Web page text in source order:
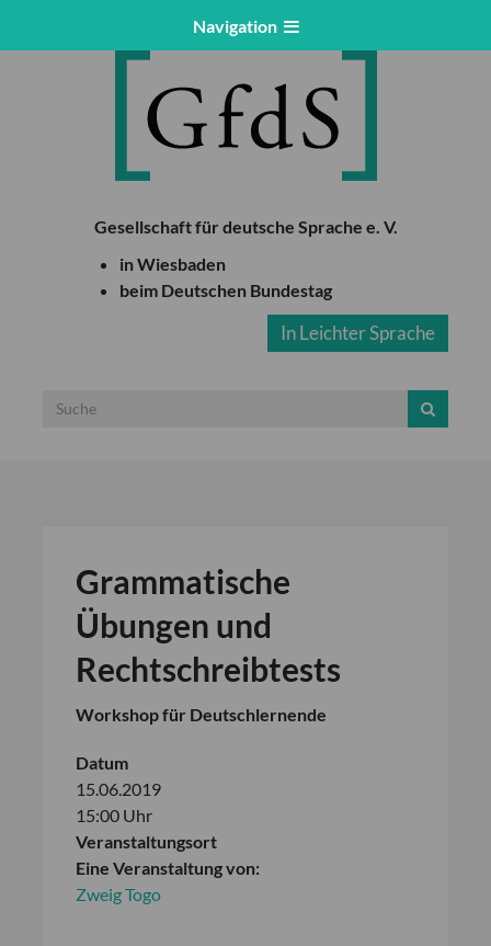
Navigation
Gesellschaft für deutsche Sprache e. V.
in Wiesbaden
beim Deutschen Bundestag
In Leichter Sprache
Grammatische
Übungen und
Rechtschreibtests
Workshop für Deutschlernende
Datum
15.06.2019
15:00 Uhr
Veranstaltungsort
Eine Veranstaltung von:
Zweig Togo